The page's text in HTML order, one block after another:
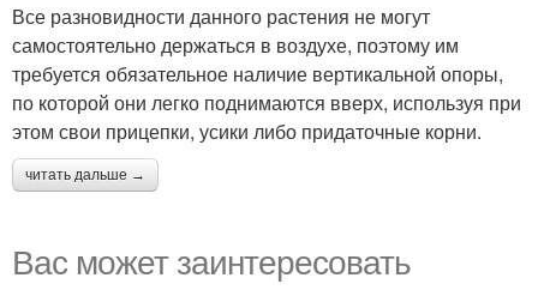
Все разновидности данного растения не могут
самостоятельно держаться в воздухе, поэтому им
требуется обязательное наличие вертикальной опоры,
по которой они легко поднимаются вверх, используя при
этом свои прицепки, усики либо придаточные корни.
читать дальше →
Вас может заинтересовать